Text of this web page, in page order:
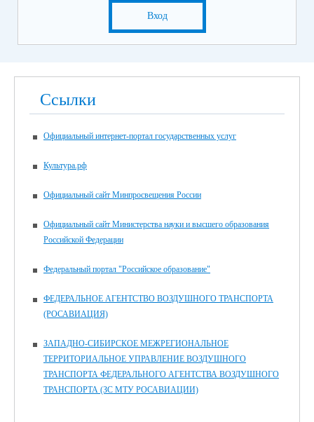
Вход
Ссылки
Официальный интернет-портал государственных услуг
Культура.рф
Официальный сайт Минпросвещения России
Официальный сайт Министерства науки и высшего образования
Российской Федерации
Федеральный портал "Российское образование"
ФЕДЕРАЛЬНОЕ АГЕНТСТВО ВОЗДУШНОГО ТРАНСПОРТА
(РОСАВИАЦИЯ)
ЗАПАДНО-СИБИРСКОЕ МЕЖРЕГИОНАЛЬНОЕ
ТЕРРИТОРИАЛЬНОЕ УПРАВЛЕНИЕ ВОЗДУШНОГО
ТРАНСПОРТА ФЕДЕРАЛЬНОГО АГЕНТСТВА ВОЗДУШНОГО
ТРАНСПОРТА (ЗС МТУ РОСАВИАЦИИ)